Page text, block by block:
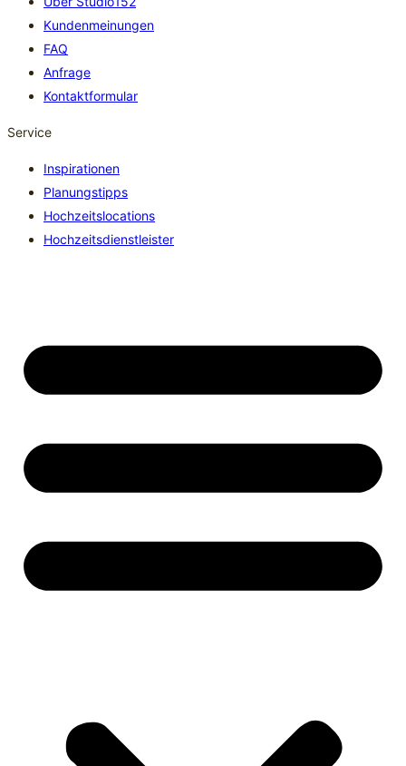
Kundenmeinungen
FAQ
Anfrage
Kontaktformular
Service
Inspirationen
Planungstipps
Hochzeitslocations
Hochzeitsdienstleister